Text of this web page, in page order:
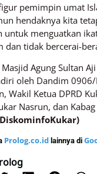
pemimpin umat
hendaknya kita
untuk menguatkan
dan tidak bercerai-
Agung Sultan
oleh Dandim 0906/
Wakil Ketua DPRD
Nasrun, dan
Prolog.co.id lainnya di